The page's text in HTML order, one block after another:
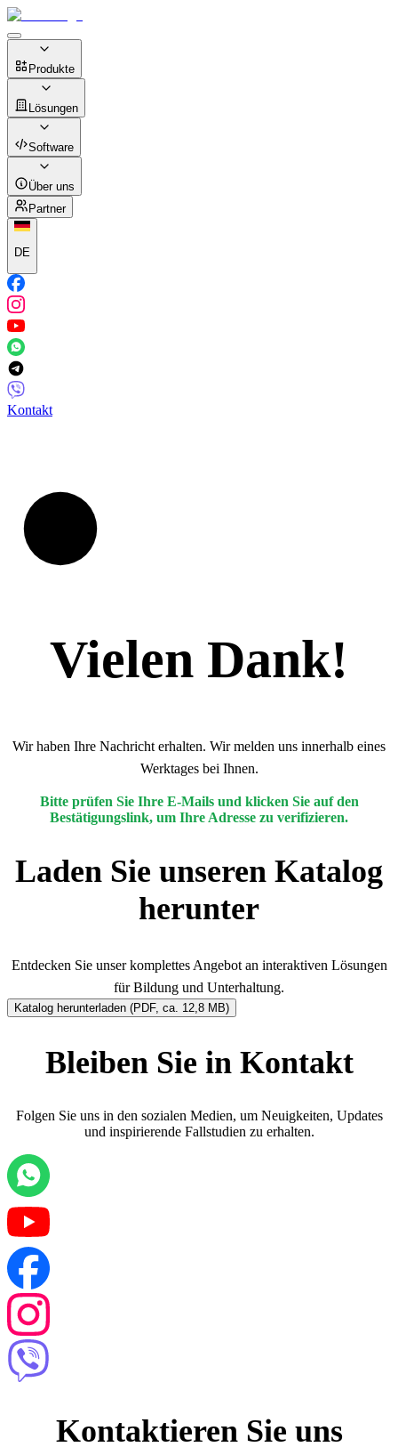
Produkte
Lösungen
Software
Über uns
Partner
DE
Kontakt
Vielen Dank!
Wir haben Ihre Nachricht erhalten. Wir melden uns innerhalb eines
Werktages bei Ihnen.
Bitte prüfen Sie Ihre E-Mails und klicken Sie auf den
Bestätigungslink, um Ihre Adresse zu verifizieren.
Laden Sie unseren Katalog
herunter
Entdecken Sie unser komplettes Angebot an interaktiven Lösungen
für Bildung und Unterhaltung.
Katalog herunterladen (PDF, ca. 12,8 MB)
Bleiben Sie in Kontakt
Folgen Sie uns in den sozialen Medien, um Neuigkeiten, Updates
und inspirierende Fallstudien zu erhalten.
Kontaktieren Sie uns